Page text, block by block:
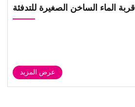
قربة الماء الساخن الصغيرة للتدفئة
عرض المزيد